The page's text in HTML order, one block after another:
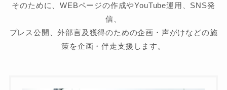
そのために、WEBページの作成やYouTube運用、SNS発
信、
プレス公開、外部言及獲得のための企画・声がけなどの施
策を企画・伴走支援します。